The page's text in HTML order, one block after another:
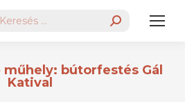
bútorfestés Gál
Katival